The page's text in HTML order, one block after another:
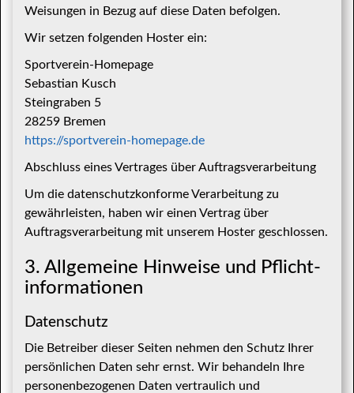
Weisungen in Bezug auf diese Daten befolgen.
Wir setzen folgenden Hoster ein:
Sportverein-Homepage
Sebastian Kusch
Steingraben 5
28259 Bremen
https://sportverein-homepage.de
Abschluss eines Vertrages über Auftragsverarbeitung
Um die datenschutzkonforme Verarbeitung zu
gewährleisten, haben wir einen Vertrag über
Auftragsverarbeitung mit unserem Hoster geschlossen.
3. Allgemeine Hinweise und Pflicht­
informationen
Datenschutz
Die Betreiber dieser Seiten nehmen den Schutz Ihrer
persönlichen Daten sehr ernst. Wir behandeln Ihre
personenbezogenen Daten vertraulich und